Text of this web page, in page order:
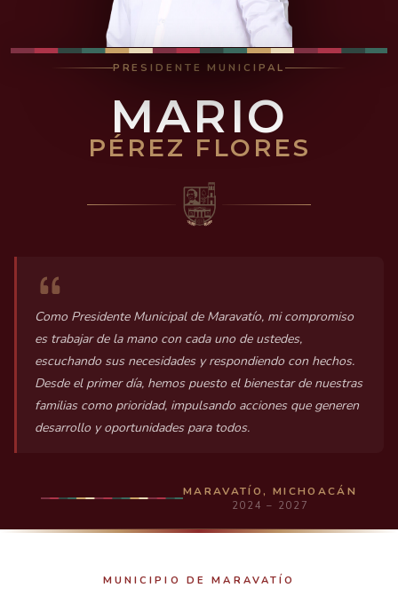
PRESIDENTE MUNICIPAL
MARIO
PÉREZ FLORES
Como Presidente Municipal de Maravatío, mi compromiso
es trabajar de la mano con cada uno de ustedes,
escuchando sus necesidades y respondiendo con hechos.
Desde el primer día, hemos puesto el bienestar de nuestras
familias como prioridad, impulsando acciones que generen
desarrollo y oportunidades para todos.
MARAVATÍO, MICHOACÁN
2024 – 2027
MUNICIPIO DE MARAVATÍO